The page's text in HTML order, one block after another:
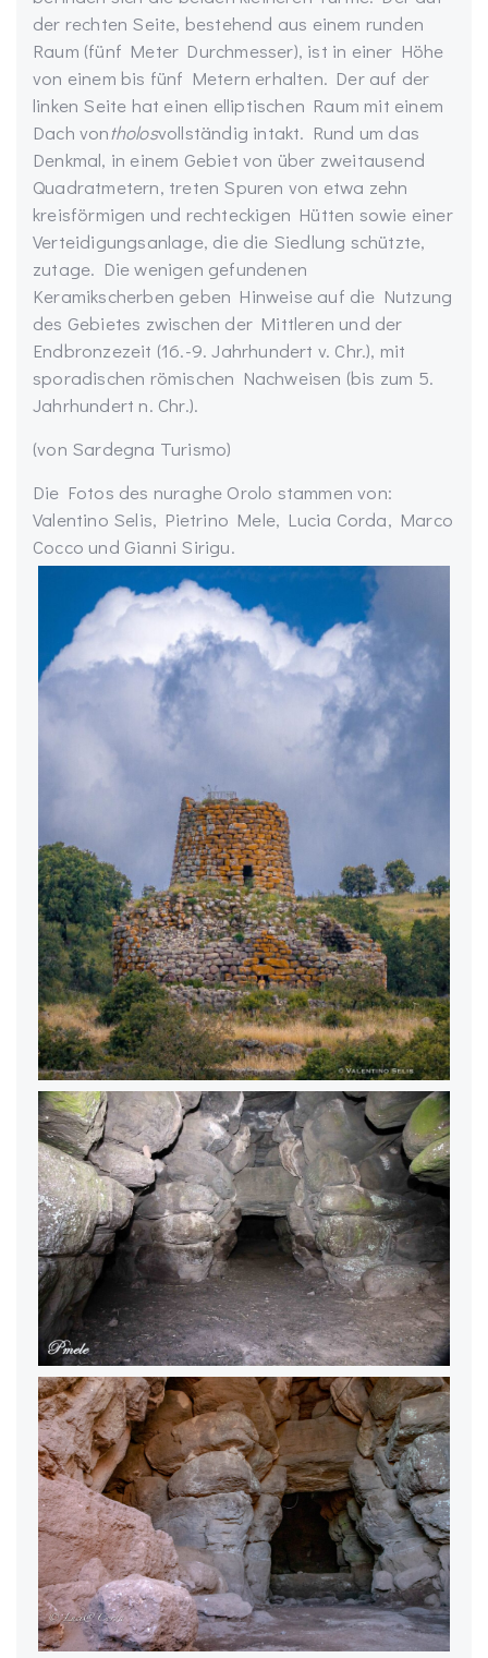
der rechten Seite, bestehend aus einem runden
Raum (fünf Meter Durchmesser), ist in einer Höhe
von einem bis fünf Metern erhalten. Der auf der
linken Seite hat einen elliptischen Raum mit einem
Dach vontholosvollständig intakt. Rund um das
Denkmal, in einem Gebiet von über zweitausend
Quadratmetern, treten Spuren von etwa zehn
kreisförmigen und rechteckigen Hütten sowie einer
Verteidigungsanlage, die die Siedlung schützte,
zutage. Die wenigen gefundenen
Keramikscherben geben Hinweise auf die Nutzung
des Gebietes zwischen der Mittleren und der
Endbronzezeit (16.-9. Jahrhundert v. Chr.), mit
sporadischen römischen Nachweisen (bis zum 5.
Jahrhundert n. Chr.).
(von Sardegna Turismo)
Die Fotos des nuraghe Orolo stammen von:
Valentino Selis, Pietrino Mele, Lucia Corda, Marco
Cocco und Gianni Sirigu.